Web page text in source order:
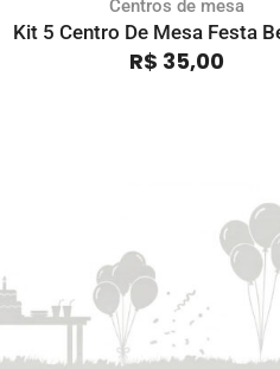
Centros de mesa
Kit 5 Centro De Mesa Festa
R$ 35,00